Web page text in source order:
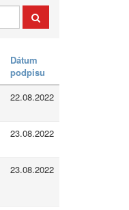
Dátum
podpisu
22.08.2022
23.08.2022
23.08.2022